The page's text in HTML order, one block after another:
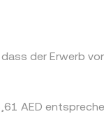
der Erwerb
AED